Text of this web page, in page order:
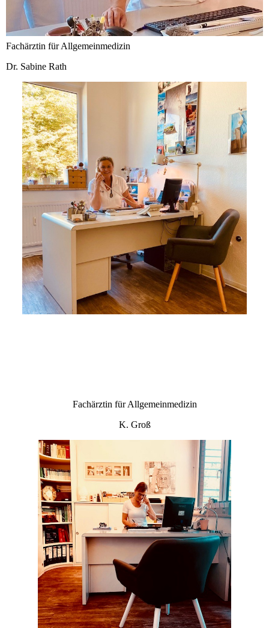
Fachärztin für Allgemeinmedizin
Dr. Sabine Rath
Fachärztin für Allgemeinmedizin
K. Groß